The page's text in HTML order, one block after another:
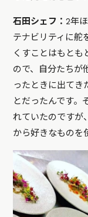
石田シェフ：2年
テナビリティに舵
くすことはもとも
ので、自分たちが
ったときに出てき
とだったんです。
れていたのですが
から好きなものを